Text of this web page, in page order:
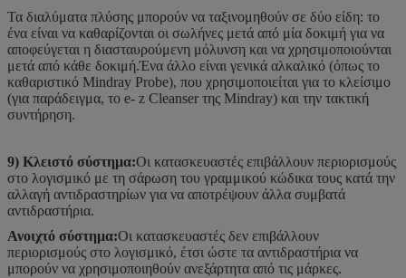
Τα διαλύματα πλύσης μπορούν να ταξινομηθούν σε δύο είδη: το
ένα είναι να καθαρίζονται οι σωλήνες μετά από μία δοκιμή για να
αποφεύγεται η διασταυρούμενη μόλυνση και να χρησιμοποιούνται
μετά από κάθε δοκιμή.Ένα άλλο είναι γενικά αλκαλικό (όπως το
καθαριστικό Mindray Probe), που χρησιμοποιείται για το κλείσιμο
(για παράδειγμα, το e- z Cleanser της Mindray) και την τακτική
συντήρηση.
9) Κλειστό σύστημα:Οι κατασκευαστές επιβάλλουν περιορισμούς
στο λογισμικό με τη σάρωση του γραμμικού κώδικα τους κατά την
αλλαγή αντιδραστηρίων για να αποτρέψουν άλλα συμβατά
αντιδραστήρια.
Ανοιχτό σύστημα:Οι κατασκευαστές δεν επιβάλλουν
περιορισμούς στο λογισμικό, έτσι ώστε τα αντιδραστήρια να
μπορούν να χρησιμοποιηθούν ανεξάρτητα από τις μάρκες.